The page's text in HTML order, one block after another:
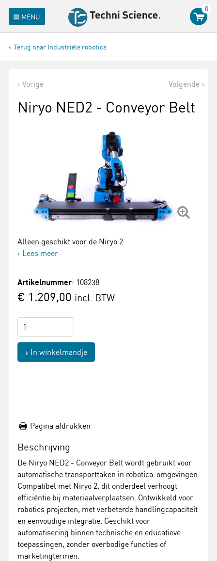
MENU
0
Terug naar Industriële robotica
Vorige Volgende
Niryo NED2 - Conveyor Belt
Alleen geschikt voor de Niryo 2
Lees meer
Artikelnummer: 108238
€ 1.209,00 incl. BTW
In winkelmandje
Pagina afdrukken
Beschrijving
De Niryo NED2 - Conveyor Belt wordt gebruikt voor
automatische transporttaken in robotica-omgevingen.
Compatibel met Niryo 2, dit onderdeel verhoogt
efficiëntie bij materiaalverplaatsen. Ontwikkeld voor
robotics projecten, met verbeterde handlingcapaciteit
en eenvoudige integratie. Geschikt voor
automatisering binnen technische en educatieve
toepassingen, zonder overbodige functies of
marketingtermen.